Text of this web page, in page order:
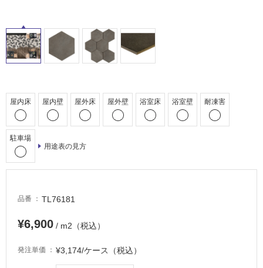
屋内床 屋内壁 屋外床 屋外壁 浴室床 浴室壁 耐凍害
駐車場
用途表の見方
品番 TL76181
¥6,900 / m2（税込）
発注単価 ¥3,174/ケース（税込）
床・
駐
車
非
常
に
し
い
適
て
る